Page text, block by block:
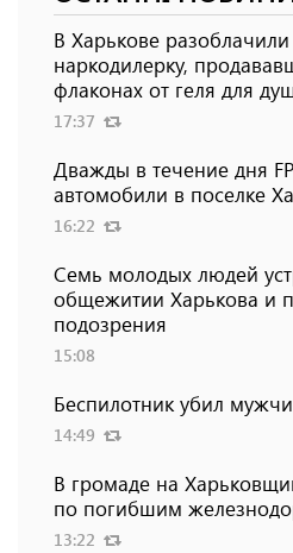
В Харькове
наркодилерку,
флаконах от геля для
17:37
Дважды в течение дня
автомобили в поселке
16:22
Семь молодых людей
общежитии Харькова и
подозрения
15:08
Беспилотник убил
14:49
В громаде на
по погибшим
13:22